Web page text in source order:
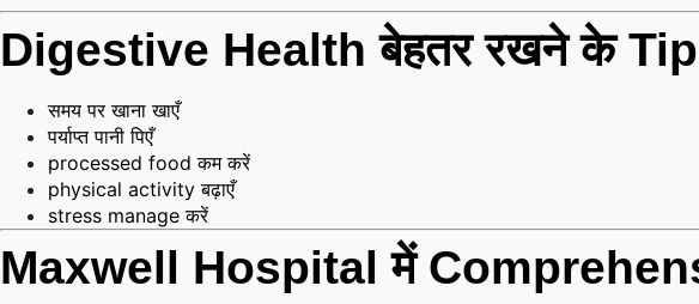
Digestive Health बेहतर रखने के
समय पर खाना खाएँ
पर्याप्त पानी पिएँ
processed food कम करें
physical activity बढ़ाएँ
stress manage करें
Maxwell Hospital में